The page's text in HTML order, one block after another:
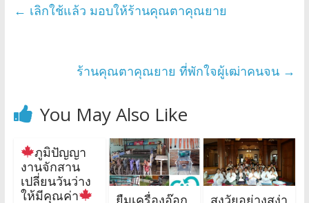
← เลิกใช้แล้ว มอบให้ร้านคุณตาคุณยาย
ร้านคุณตาคุณยาย ที่พักใจผู้เฒ่าคนจน →
You May Also Like
ภูมิปัญญา
งานจักสาน
เปลี่ยนวันว่าง
ให้มีคุณค่า